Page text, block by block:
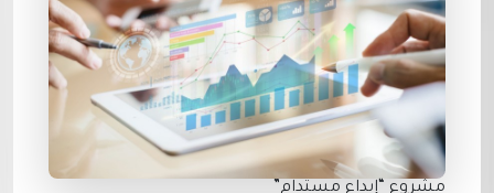
مشروع “إبداع مستدام”